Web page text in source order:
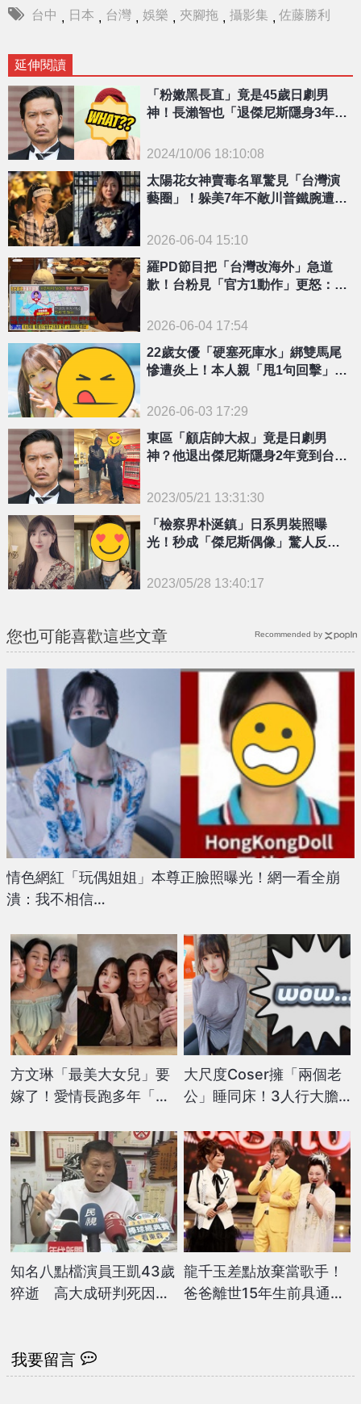
台中 , 日本 , 台灣 , 娛樂 , 夾腳拖 , 攝影集 , 佐藤勝利
延伸閱讀
{PLAYICON}
「粉嫩黑長直」竟是45歲日劇男
神！長瀨智也「退傑尼斯隱身3年」
2024/10/06 18:10:08
太陽花女神賣毒名單驚見「台灣演
藝圈」！躲美7年不敵川普鐵腕遭
2026-06-04 15:10
羅PD節目把「台灣改海外」急道
歉！台粉見「官方1動作」更怒：基
2026-06-04 17:54
22歲女優「硬塞死庫水」綁雙馬尾
慘遭炎上！本人親「甩1句回擊」猛
2026-06-03 17:29
{PLAYICON}
東區「顧店帥大叔」竟是日劇男
神？他退出傑尼斯隱身2年竟到台灣
2023/05/21 13:31:30
「檢察界朴涎鎮」日系男裝照曝
光！秒成「傑尼斯偶像」驚人反差
2023/05/28 13:40:17
您也可能喜歡這些文章
情色網紅「玩偶姐姐」本尊正臉照曝光！網一看全崩
潰：我不相信…
方文琳「最美大女兒」要
嫁了！愛情長跑多年「準
大尺度Coser擁「兩個老
公」睡同床！3人行大膽
撼網
知名八點檔演員王凱43歲
猝逝 高大成研判死因：
龍千玉差點放棄當歌手！
爸爸離世15年生前具通靈
Recommended by
我要留言